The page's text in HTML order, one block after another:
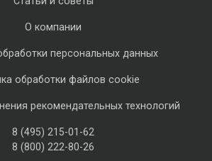
О компании
персональных данных
обработки файлов cookie
рекомендательных технологий
8 (495) 215-01-62
8 (800) 222-80-26